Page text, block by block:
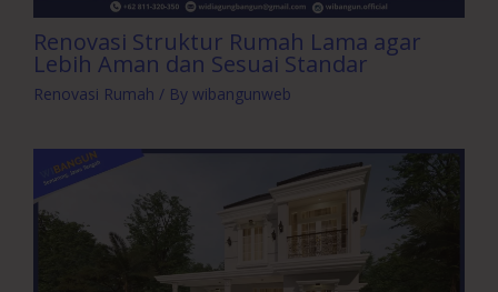
Renovasi Struktur Rumah Lama agar
Lebih Aman dan Sesuai Standar
Renovasi Rumah / By wibangunweb